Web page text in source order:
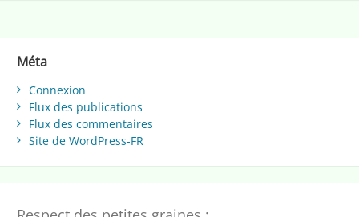
Méta
Connexion
Flux des publications
Flux des commentaires
Site de WordPress-FR